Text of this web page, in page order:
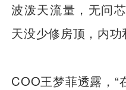
波泼天流量，无问
天没少修房顶，内功
COO王梦菲透露，“